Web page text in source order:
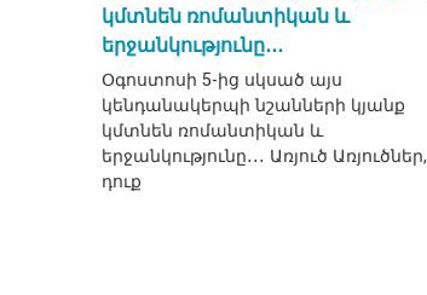
կմտնեն ռոմանտիկան և
երջանկությունը․․․
Օգոստոսի 5-ից սկսած այս
կենդանակերպի նշանների կյանք
կմտնեն ռոմանտիկան և
երջանկությունը․․․ Առյուծ Առյուծներ,
դուք